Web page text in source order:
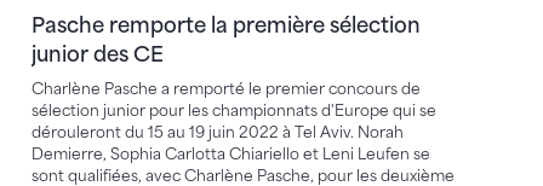
Pasche remporte la première sélection
junior des CE
Charlène Pasche a remporté le premier concours de
sélection junior pour les championnats d'Europe qui se
dérouleront du 15 au 19 juin 2022 à Tel Aviv. Norah
Demierre, Sophia Carlotta Chiariello et Leni Leufen se
sont qualifiées, avec Charlène Pasche, pour les deuxième